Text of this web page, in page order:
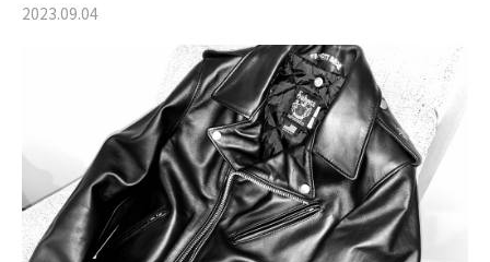
2023.09.04